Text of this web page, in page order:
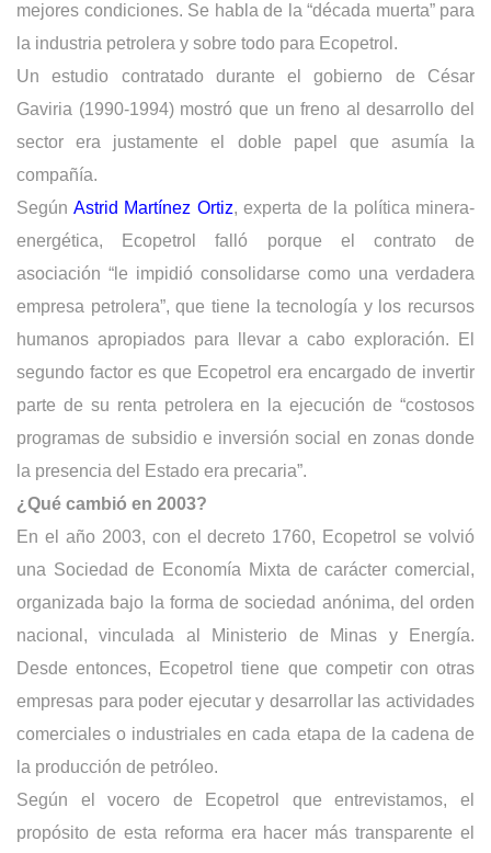
mejores condiciones. Se habla de la “década muerta” para
la industria petrolera y sobre todo para Ecopetrol.
Un estudio contratado durante el gobierno de César
Gaviria (1990-1994) mostró que un freno al desarrollo del
sector era justamente el doble papel que asumía la
compañía.
Según Astrid Martínez Ortiz, experta de la política minera-
energética, Ecopetrol falló porque el contrato de
asociación “le impidió consolidarse como una verdadera
empresa petrolera”, que tiene la tecnología y los recursos
humanos apropiados para llevar a cabo exploración. El
segundo factor es que Ecopetrol era encargado de invertir
parte de su renta petrolera en la ejecución de “costosos
programas de subsidio e inversión social en zonas donde
la presencia del Estado era precaria”.
¿Qué cambió en 2003?
En el año 2003, con el decreto 1760, Ecopetrol se volvió
una Sociedad de Economía Mixta de carácter comercial,
organizada bajo la forma de sociedad anónima, del orden
nacional, vinculada al Ministerio de Minas y Energía.
Desde entonces, Ecopetrol tiene que competir con otras
empresas para poder ejecutar y desarrollar las actividades
comerciales o industriales en cada etapa de la cadena de
la producción de petróleo.
Según el vocero de Ecopetrol que entrevistamos, el
propósito de esta reforma era hacer más transparente el